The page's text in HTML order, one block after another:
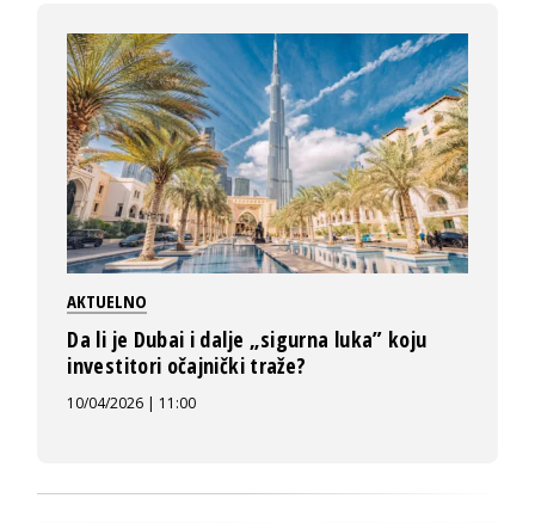
AKTUELNO
Da li je Dubai i dalje „sigurna luka” koju
investitori očajnički traže?
10/04/2026 | 11:00